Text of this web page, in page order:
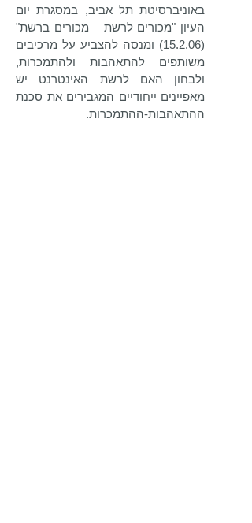
באוניברסיטת תל אביב, במסגרת יום
העיון "מכורים לרשת – מכורים ברשת"
(15.2.06) ומנסה להצביע על מרכיבים
משותפים להתאהבות ולהתמכרות,
ולבחון האם לרשת האינטרנט יש
מאפיינים ייחודיים המגבירים את סכנת
ההתאהבות-ההתמכרות.